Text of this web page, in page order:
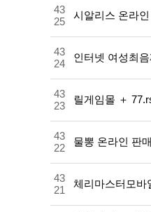
43
25
시알리스 온라인
43
24
인터넷 여성최
43
23
릴게임몰 ＋
43
22
물뽕 온라인 판
43
21
체리마스터모